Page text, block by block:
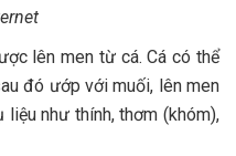
lên men từ cá. Cá có thể
đó ướp với muối, lên men
như thính, thơm (khóm),